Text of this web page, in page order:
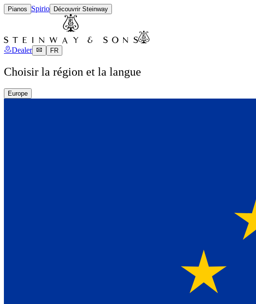
Pianos Spirio Découvrir Steinway
Dealer FR
Choisir la région et la langue
Europe